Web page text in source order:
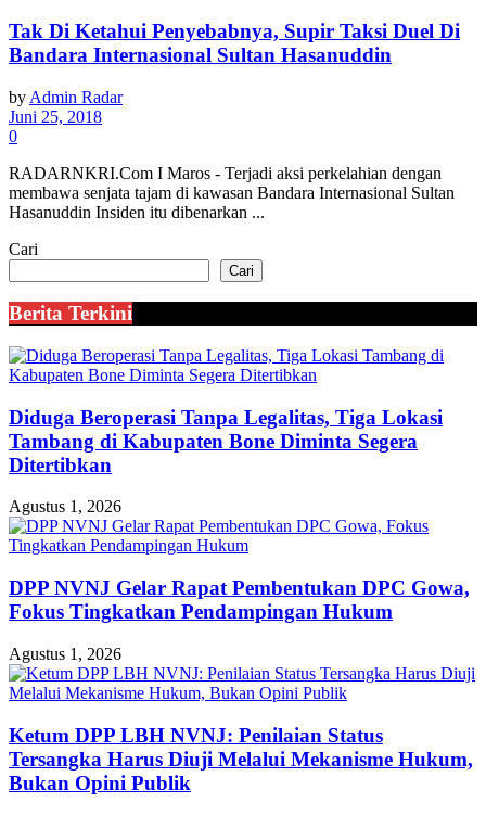
Tak Di Ketahui Penyebabnya, Supir Taksi Duel Di
Bandara Internasional Sultan Hasanuddin
by Admin Radar
Juni 25, 2018
0
RADARNKRI.Com I Maros - Terjadi aksi perkelahian dengan
membawa senjata tajam di kawasan Bandara Internasional Sultan
Hasanuddin Insiden itu dibenarkan ...
Cari
Cari
Berita Terkini
Diduga Beroperasi Tanpa Legalitas, Tiga Lokasi
Tambang di Kabupaten Bone Diminta Segera
Ditertibkan
Agustus 1, 2026
DPP NVNJ Gelar Rapat Pembentukan DPC Gowa,
Fokus Tingkatkan Pendampingan Hukum
Agustus 1, 2026
Ketum DPP LBH NVNJ: Penilaian Status
Tersangka Harus Diuji Melalui Mekanisme Hukum,
Bukan Opini Publik